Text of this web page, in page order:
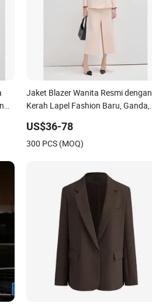
Jaket Blazer Wanita Resmi dengan
Kerah Lapel Fashion Baru, Ganda,
Depan
US$36-78
300 PCS (MOQ)